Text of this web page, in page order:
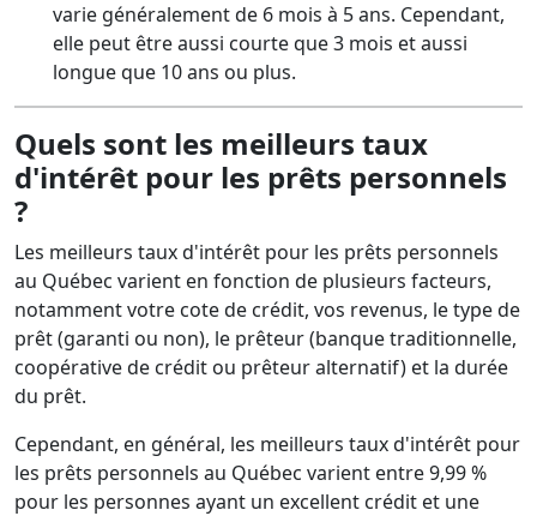
varie généralement de 6 mois à 5 ans. Cependant,
elle peut être aussi courte que 3 mois et aussi
longue que 10 ans ou plus.
Quels sont les meilleurs taux
d'intérêt pour les prêts personnels
?
Les meilleurs taux d'intérêt pour les prêts personnels
au Québec varient en fonction de plusieurs facteurs,
notamment votre cote de crédit, vos revenus, le type de
prêt (garanti ou non), le prêteur (banque traditionnelle,
coopérative de crédit ou prêteur alternatif) et la durée
du prêt.
Cependant, en général, les meilleurs taux d'intérêt pour
les prêts personnels au Québec varient entre 9,99 %
pour les personnes ayant un excellent crédit et une